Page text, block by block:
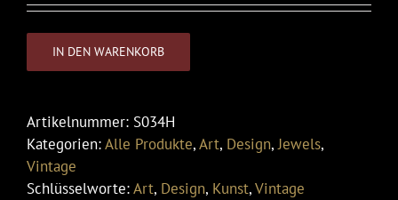
IN DEN WARENKORB
Artikelnummer: S034H
Kategorien:Alle Produkte,Art, Design,Jewels,
Vintage
Schlüsselworte:Art, Design, Kunst,Vintage